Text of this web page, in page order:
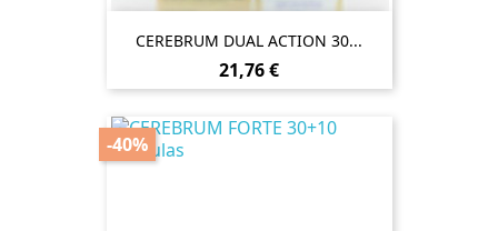
CEREBRUM DUAL ACTION 30...
Preço
21,76 €
-40%